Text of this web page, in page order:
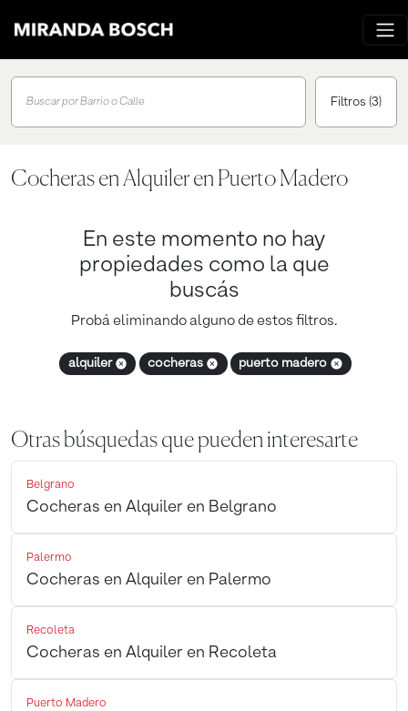
Buscar por Barrio o Calle Filtros (3)
Cocheras en Alquiler en Puerto Madero
En este momento no hay
propiedades como la que
buscás
Probá eliminando alguno de estos filtros.
alquiler cocheras puerto madero
Otras búsquedas que pueden interesarte
Belgrano
Cocheras en Alquiler en Belgrano
Palermo
Cocheras en Alquiler en Palermo
Recoleta
Cocheras en Alquiler en Recoleta
Puerto Madero